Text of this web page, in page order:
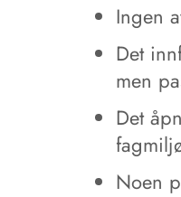
Ingen
Det
men
Det
Noen